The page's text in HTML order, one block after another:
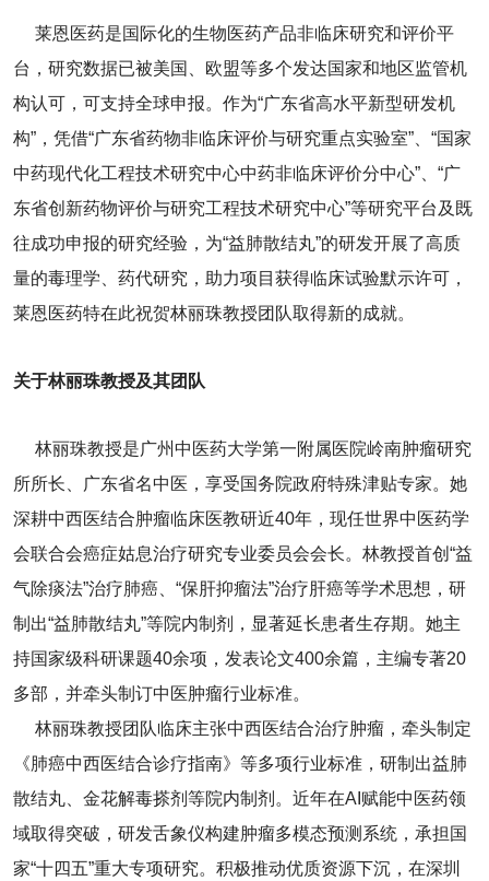
莱恩医药是国际化的生物医药产品非临床研究和评价平
台，研究数据已被美国、欧盟等多个发达国家和地区监管机
构认可，可支持全球申报。作为“广东省高水平新型研发机
构”，凭借“广东省药物非临床评价与研究重点实验室”、“国家
中药现代化工程技术研究中心中药非临床评价分中心”、“广
东省创新药物评价与研究工程技术研究中心”等研究平台及既
往成功申报的研究经验，为“益肺散结丸”的研发开展了高质
量的毒理学、药代研究，助力项目获得临床试验默示许可，
莱恩医药特在此祝贺林丽珠教授团队取得新的成就。
关于林丽珠教授及其团队
林丽珠教授是广州中医药大学第一附属医院岭南肿瘤研究
所所长、广东省名中医，享受国务院政府特殊津贴专家。她
深耕中西医结合肿瘤临床医教研近40年，现任世界中医药学
会联合会癌症姑息治疗研究专业委员会会长。林教授首创“益
气除痰法”治疗肺癌、“保肝抑瘤法”治疗肝癌等学术思想，研
制出“益肺散结丸”等院内制剂，显著延长患者生存期。她主
持国家级科研课题40余项，发表论文400余篇，主编专著20
多部，并牵头制订中医肿瘤行业标准。
林丽珠教授团队临床主张中西医结合治疗肿瘤，牵头制定
《肺癌中西医结合诊疗指南》等多项行业标准，研制出益肺
散结丸、金花解毒搽剂等院内制剂。近年在AI赋能中医药领
域取得突破，研发舌象仪构建肿瘤多模态预测系统，承担国
家“十四五”重大专项研究。积极推动优质资源下沉，在深圳